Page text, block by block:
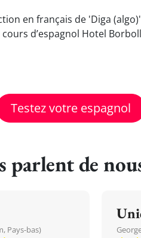
en français de 'Diga
cours d’espagnol Hotel
Testez votre espagnol
parlent de
Pays-bas)